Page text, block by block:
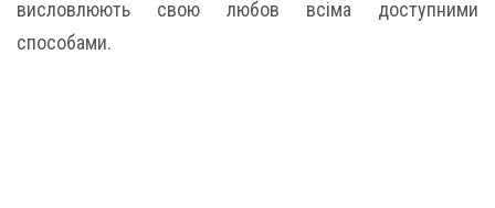
висловлюють свою любов всіма доступними
способами.